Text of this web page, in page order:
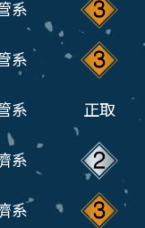
系
系
系 正取
系
系